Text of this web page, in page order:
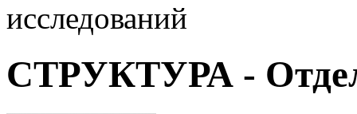
исследований
СТРУКТУРА - Отдел